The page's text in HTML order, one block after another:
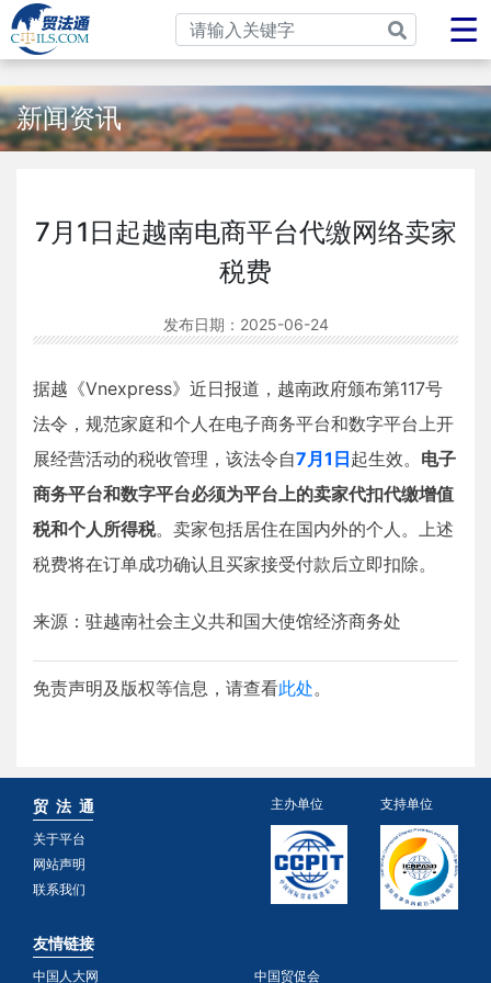
新闻资讯
7月1日起越南电商平台代缴网络卖家
税费
发布日期： 2025-06-24
据越《Vnexpress》近日报道，越南政府颁布第117号
法令，规范家庭和个人在电子商务平台和数字平台上开
展经营活动的税收管理，该法令自7月1日起生效。 电子
商务平台和数字平台必须为平台上的卖家代扣代缴增值
税和个人所得税。卖家包括居住在国内外的个人。上述
税费将在订单成功确认且买家接受付款后立即扣除。
来源：驻越南社会主义共和国大使馆经济商务处
免责声明及版权等信息，请查看此处。
贸 法 通
关于平台
网站声明
联系我们
主办单位 支持单位
友情链接
中国人大网 中国贸促会